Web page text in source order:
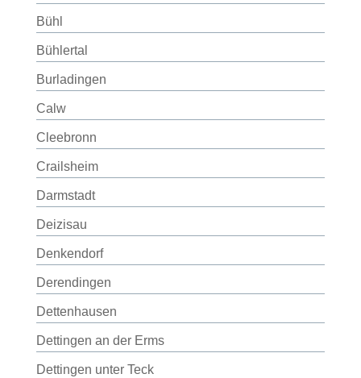
Bühl
Bühlertal
Burladingen
Calw
Cleebronn
Crailsheim
Darmstadt
Deizisau
Denkendorf
Derendingen
Dettenhausen
Dettingen an der Erms
Dettingen unter Teck